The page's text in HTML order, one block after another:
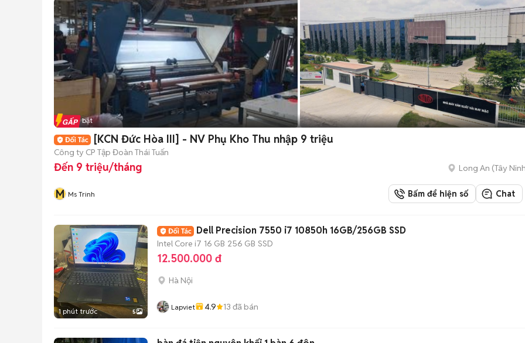
Tin nổi bật
[KCN Đức Hòa III] - NV Phụ Kho Thu nhập 9 triệu
Công ty CP Tập Đoàn Thái Tuấn
Đến 9 triệu/tháng Long An (Tây
M Ms Trinh Bấm để hiện số Chat
1 phút trước 5
Dell Precision 7550 i7 10850h 16GB/256GB SSD
Intel Core i7 16 GB 256 GB SSD
12.500.000 đ
Hà Nội
Lapviet 4.9 13 đã bán